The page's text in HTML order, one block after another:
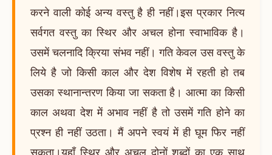
करने वाली कोई अन्य वस्तु है ही नहीं।इस प्रकार नित्य
सर्वगत वस्तु का स्थिर और अचल होना स्वाभाविक है।
उसमें चलनादि क्रिया संभव नहीं। गति केवल उस वस्तु के
लिये है जो किसी काल और देश विशेष में रहती हो तब
उसका स्थानान्तरण किया जा सकता है। आत्मा का किसी
काल अथवा देश में अभाव नहीं है तो उसमें गति होने का
प्रश्न ही नहीं उठता। मैं अपने स्वयं में ही घूम फिर नहीं
सकता।यहाँ स्थिर और अचल दोनों शब्दों का एक साथ